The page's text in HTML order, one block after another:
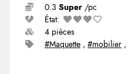
0.3 Super /pc
État:
4 pièces
#Maquette , #mobilier ,